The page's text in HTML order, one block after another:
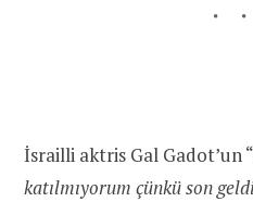
İsrailli aktris Gal Gadot’un “
katılmıyorum çünkü son